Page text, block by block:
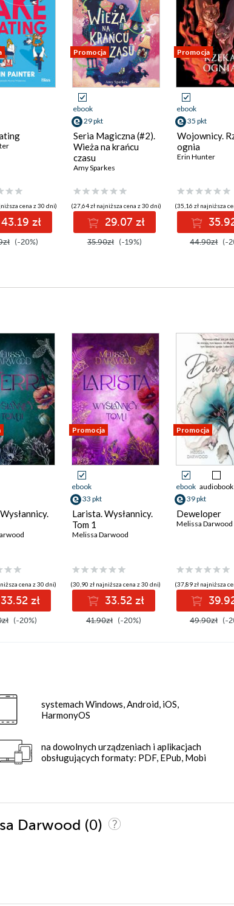
cena z 30 dni)
43.19 zł
(-20%)
Promocja
ebook
29 pkt
Seria Magiczna (#2).
Wieża na krańcu
czasu
Amy Sparkes
(27,64 zł najniższa cena z 30 dni)
29.07 zł
35.90zł (-19%)
Promocja
ebook
35 pkt
Wojownicy.
ognia
Erin Hunter
(35,16 zł najniższa
44.90zł (-
cena z 30 dni)
33.52 zł
(-20%)
Promocja
ebook
33 pkt
Larista. Wysłannicy.
Tom 1
Melissa Darwood
(30,90 zł najniższa cena z 30 dni)
33.52 zł
41.90zł (-20%)
Promocja
ebook audiobook
39 pkt
Deweloper
Melissa Darwood
(37,89 zł najniższa
49.90zł (-
systemach Windows, Android, iOS,
HarmonyOS
na dowolnych urządzeniach i aplikacjach
obsługujących formaty: PDF, EPub, Mobi
Darwood (0)